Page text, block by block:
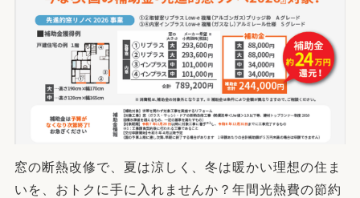
窓の断熱改修で、夏は涼しく、冬は暖かい理想の住ま
いを、おトクに手に入れませんか？年間光熱費の節約